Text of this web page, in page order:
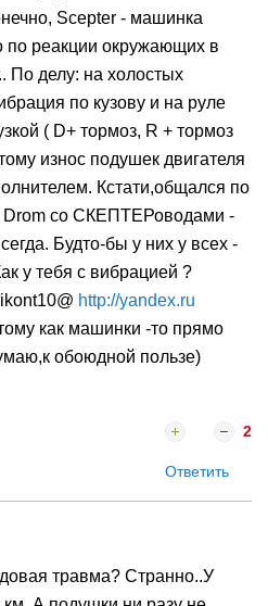
Scepter - машинка
по реакции окружающих в
По делу: на холостых
по кузову и на руле
( D+ тормоз, R + тормоз
износ подушек двигателя
Кстати,общался по
Drom со СКЕПТЕРоводами -
Будто-бы у них у всех -
у тебя с вибрацией ?
http://yandex.ru
как машинки -то прямо
обоюдной пользе)
2
Ответить
травма? Странно..У